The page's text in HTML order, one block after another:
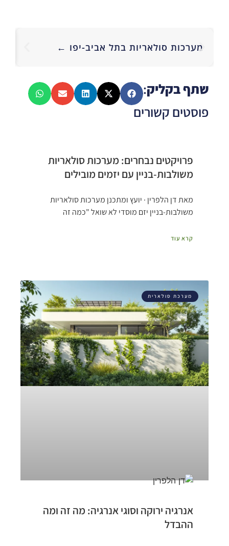
מערכות סולאריות בתל אביב-יפו ←
שתף בקליק:
פוסטים קשורים
פרויקטים נבחרים: מערכות סולאריות
משולבות-בניין עם יזמים מובילים
מאת דן הלפרין · יועץ ומתכנן מערכות סולאריות
משולבות-בניין יזם מוסדי לא שואל "כמה זה
קרא עוד
מערכת סולארית
אנרגיה ירוקה וסוגי אנרגיה: מה זה ומה
ההבדל